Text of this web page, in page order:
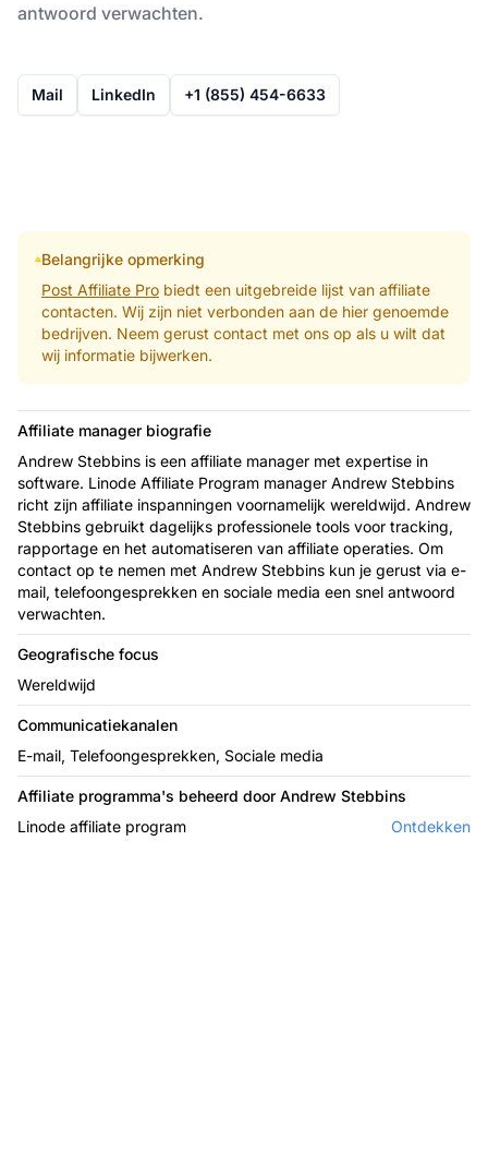
antwoord verwachten.
Mail LinkedIn +1 (855) 454-6633
Belangrijke opmerking
Post Affiliate Probiedt een uitgebreide lijst van affiliate
contacten. Wij zijn niet verbonden aan de hier genoemde
bedrijven. Neem gerust contact met ons op als u wilt dat
wij informatie bijwerken.
Affiliate manager biografie
Andrew Stebbins is een affiliate manager met expertise in
software. Linode Affiliate Program manager Andrew Stebbins
richt zijn affiliate inspanningen voornamelijk wereldwijd. Andrew
Stebbins gebruikt dagelijks professionele tools voor tracking,
rapportage en het automatiseren van affiliate operaties. Om
contact op te nemen met Andrew Stebbins kun je gerust via e-
mail, telefoongesprekken en sociale media een snel antwoord
verwachten.
Geografische focus
Wereldwijd
Communicatiekanalen
E-mail, Telefoongesprekken, Sociale media
Affiliate programma's beheerd door Andrew Stebbins
Linode affiliate program
Ontdekken